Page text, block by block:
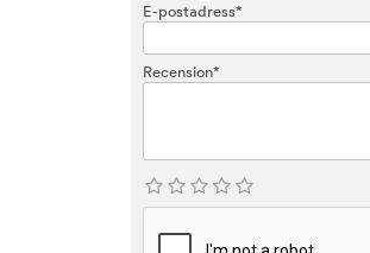
E-postadress*
Recension*